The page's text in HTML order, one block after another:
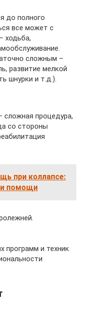
до полного
все может с
ходьба,
сложным –
развитие мелкой
шнурки и т.д.).
сложная процедура,
со стороны
при коллапсе:
помощи
программ и техник